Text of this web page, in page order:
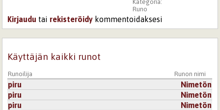
Kategoria:
Runo
Kirjaudu tai rekisteröidy kommentoidaksesi
Käyttäjän kaikki runot
Runoilija Runon nimi
piru
Nimetön
piru
Nimetön
piru
Nimetön